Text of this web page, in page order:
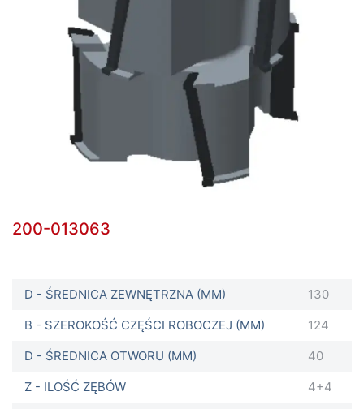
200-013063
D - ŚREDNICA ZEWNĘTRZNA (MM)
130
B - SZEROKOŚĆ CZĘŚCI ROBOCZEJ (MM)
124
D - ŚREDNICA OTWORU (MM)
40
Z - ILOŚĆ ZĘBÓW
4+4